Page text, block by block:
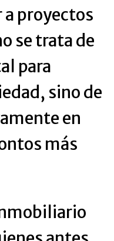
a proyectos
se trata de
para
sino de
en
más